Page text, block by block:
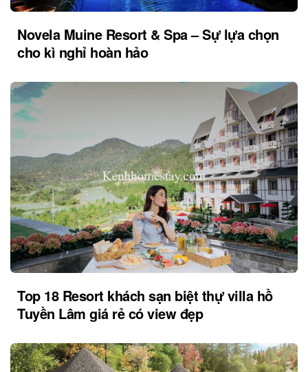
Novela Muine Resort & Spa – Sự lựa chọn
cho kì nghỉ hoàn hảo
Top 18 Resort khách sạn biệt thự villa hồ
Tuyền Lâm giá rẻ có view đẹp